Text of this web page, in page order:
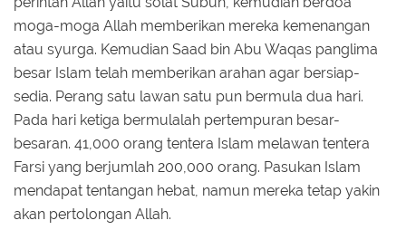
moga-moga Allah memberikan mereka kemenangan
atau syurga. Kemudian Saad bin Abu Waqas panglima
besar Islam telah memberikan arahan agar bersiap-
sedia. Perang satu lawan satu pun bermula dua hari.
Pada hari ketiga bermulalah pertempuran besar-
besaran. 41,000 orang tentera Islam melawan tentera
Farsi yang berjumlah 200,000 orang. Pasukan Islam
mendapat tentangan hebat, namun mereka tetap yakin
akan pertolongan Allah.